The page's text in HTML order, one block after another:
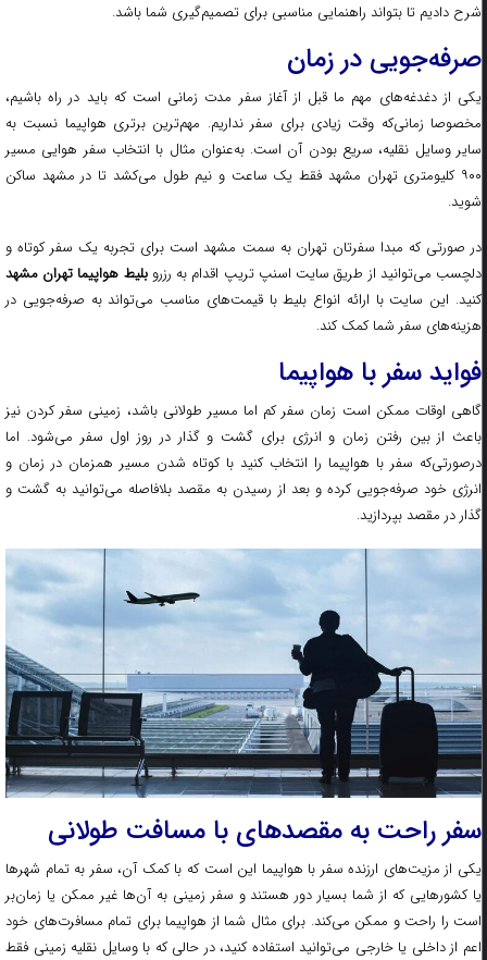
شرح دادیم تا بتواند راهنمایی مناسبی برای تصمیم‌گیری شما باشد.
صرفه‌جویی در زمان
یکی از دغدغه‌های مهم ما قبل از آغاز سفر مدت زمانی است که باید در راه باشیم،
مخصوصا زمانی‌که وقت زیادی برای سفر نداریم. مهم‌ترین برتری هواپیما نسبت به
سایر وسایل نقلیه، سریع بودن آن است. به‌عنوان مثال با انتخاب سفر هوایی مسیر
۹۰۰ کلیومتری تهران مشهد فقط یک ساعت و نیم طول می‌کشد تا در مشهد ساکن
شوید.
در صورتی که مبدا سفرتان تهران به سمت مشهد است برای تجربه یک سفر کوتاه و
دلچسب می‌توانید از طریق سایت اسنپ تریپ اقدام به رزرو بلیط هواپیما تهران مشهد
کنید. این سایت با ارائه انواع بلیط با قیمت‌های مناسب می‌تواند به صرفه‌جویی در
هزینه‌های سفر شما کمک کند.
فواید سفر با هواپیما
گاهی اوقات ممکن است زمان سفر کم اما مسیر طولانی باشد، زمینی سفر کردن نیز
باعث از بین رفتن زمان و انرژی برای گشت و گذار در روز اول سفر می‌شود. اما
در‌صورتی‌که سفر با هواپیما را انتخاب کنید با کوتاه شدن مسیر همزمان در زمان و
انرژی خود صرفه‌جویی کرده و بعد از رسیدن به مقصد بلافاصله می‌توانید به گشت و
گذار در مقصد بپردازید.
سفر راحت به مقصدهای با مسافت طولانی
یکی از مزیت‌های ارزنده سفر با هواپیما این است که با کمک آن، سفر به تمام شهرها
یا کشورهایی که از شما بسیار دور هستند و سفر زمینی به آن‌ها غیر ممکن یا زمان‌بر
است را راحت و ممکن می‌کند. برای مثال شما از هواپیما برای تمام مسافرت‌های خود
اعم از داخلی یا خارجی می‌توانید استفاده کنید، در حالی‌ که با وسایل نقلیه زمینی فقط